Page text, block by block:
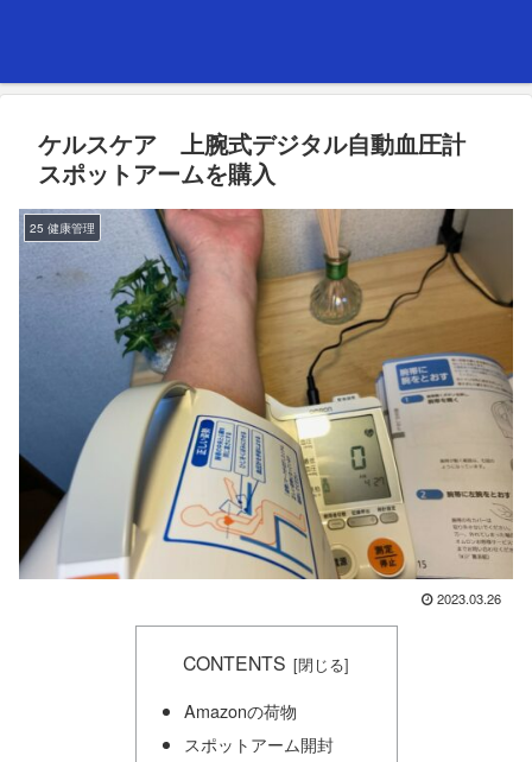
ケルスケア 上腕式デジタル自動血圧計
スポットアームを購入
25 健康管理
2023.03.26
CONTENTS
Amazonの荷物
スポットアーム開封